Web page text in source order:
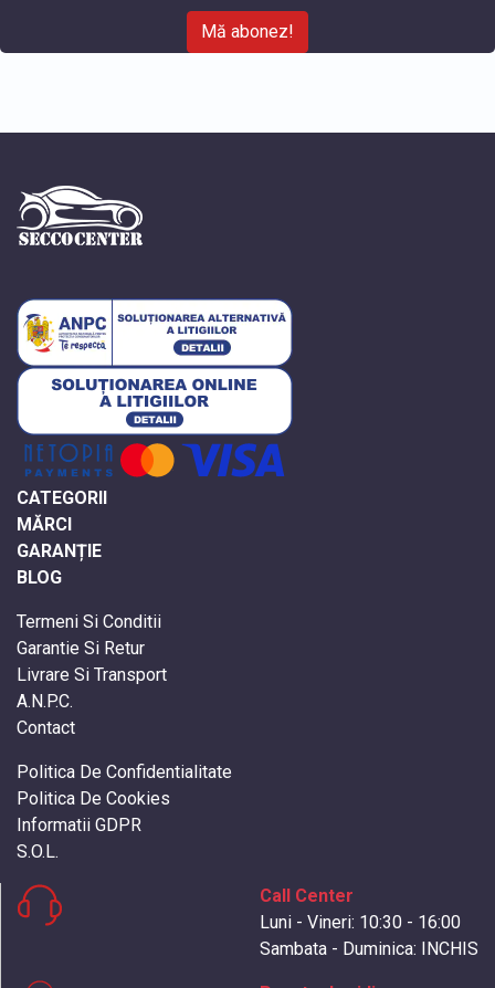
Mă abonez!
CATEGORII
MĂRCI
GARANȚIE
BLOG
Termeni Si Conditii
Garantie Si Retur
Livrare Si Transport
A.N.P.C.
Contact
Politica De Confidentialitate
Politica De Cookies
Informatii GDPR
S.O.L.
Call Center
Luni - Vineri: 10:30 - 16:00
Sambata - Duminica: INCHIS